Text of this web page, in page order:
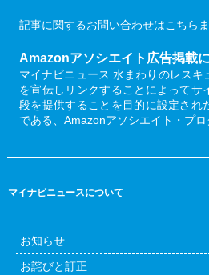
記事に関するお問い合わせはこちら
Amazonアソシエイト広告掲載
マイナビニュース 水まわりのレス
を宣伝しリンクすることによってサ
段を提供することを目的に設定され
である、Amazonアソシエイト・プロ
マイナビニュースについて
お知らせ
お詫びと訂正